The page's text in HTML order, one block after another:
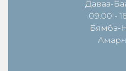
Даваа-
09.00 -
Бямба-